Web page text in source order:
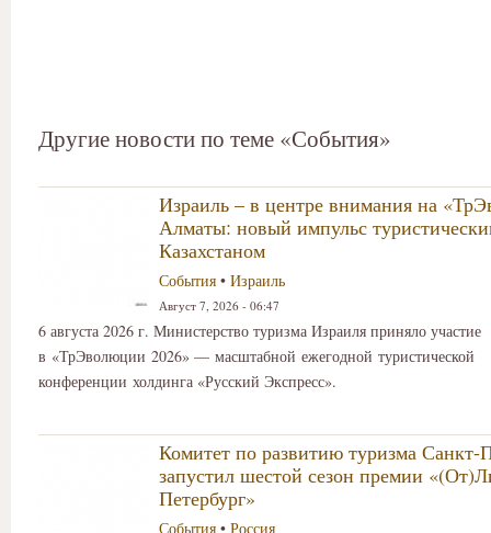
Другие новости по теме «События»
Израиль – в центре внимания на
Алматы: новый импульс
Казахстаном
События • Израиль
Август 7, 2026 - 06:47
6 августа 2026 г. Министерство туризма Израиля приняло участие
в «ТрЭволюции 2026» — масштабной ежегодной туристической
конференции холдинга «Русский Экспресс».
Комитет по развитию туризма Санкт-
запустил шестой сезон премии
Петербург»
События • Россия